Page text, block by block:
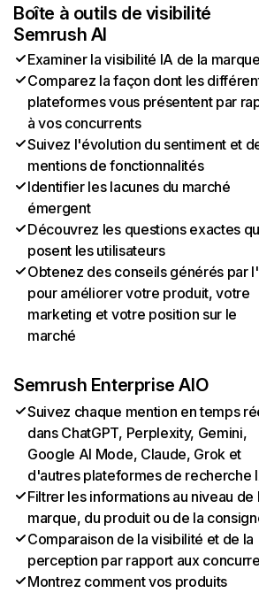
Boîte à outils de visibilité
Semrush AI
Examiner la visibilité IA de la
Comparez la façon dont les
plateformes vous présentent par
à vos concurrents
Suivez l'évolution du sentiment et
mentions de fonctionnalités
Identifier les lacunes du marché
émergent
Découvrez les questions exactes
posent les utilisateurs
Obtenez des conseils générés par
pour améliorer votre produit, votre
marketing et votre position sur le
marché
Semrush Enterprise AIO
Suivez chaque mention en temps
dans ChatGPT, Perplexity, Gemini,
Google AI Mode, Claude, Grok et
d'autres plateformes de recherche
Filtrer les informations au niveau de
marque, du produit ou de la
Comparaison de la visibilité et de la
perception par rapport aux
Montrez comment vos produits